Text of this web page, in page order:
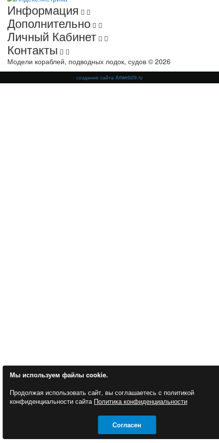
Информация
Дополнительно
Личный Кабинет
Контакты
Модели кораблей, подводных лодок, судов © 2026
создание сайта Artweb29.ru
Мы используем файлы cookie.
Продолжая использовать сайт, вы соглашаетесь c политикой
конфиденциальности сайта Политика конфиденциальности
Согласен